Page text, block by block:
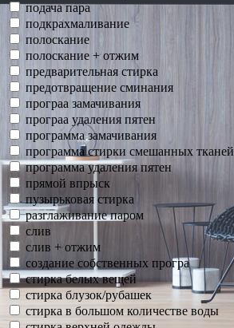
подача пара
подкрахмаливание
полоскание
полоскание + отжим
предварительная стирка
предотвращение сминания
програа замачивания
програа удаления пятен
программа замачивания
программа стирки смешанных тканей
программа удаления пятен
прямой впрыск
пузырьковая стирка
разглаживание паром
слив
слив + отжим
создание собственных програ
стирка белых вещей
стирка блузок/рубашек
стирка в большом количестве воды